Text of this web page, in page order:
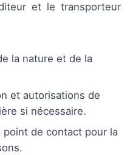
et le transporteur
la nature et de la
et autorisations de
si nécessaire.
de contact pour la